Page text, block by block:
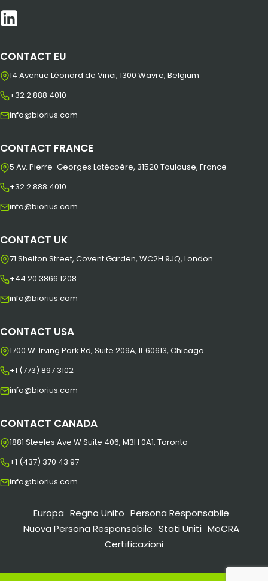
CONTACT EU
14 Avenue Léonard de Vinci, 1300 Wavre, Belgium
+32 2 888 4010
info@biorius.com
CONTACT FRANCE
5 Av. Pierre-Georges Latécoère, 31520 Toulouse, France
+32 2 888 4010
info@biorius.com
CONTACT UK
71 Shelton Street, Covent Garden, WC2H 9JQ, London
+44 20 3866 1208
info@biorius.com
CONTACT USA
1700 W. Irving Park Rd, Suite 209A, IL 60613, Chicago
+1 (773) 897 3102
info@biorius.com
CONTACT CANADA
1881 Steeles Ave W Suite 406, M3H 0A1, Toronto
+1 (437) 370 43 97
info@biorius.com
Europa Regno Unito Persona Responsabile
Nuova Persona Responsabile Stati Uniti MoCRA
Certificazioni